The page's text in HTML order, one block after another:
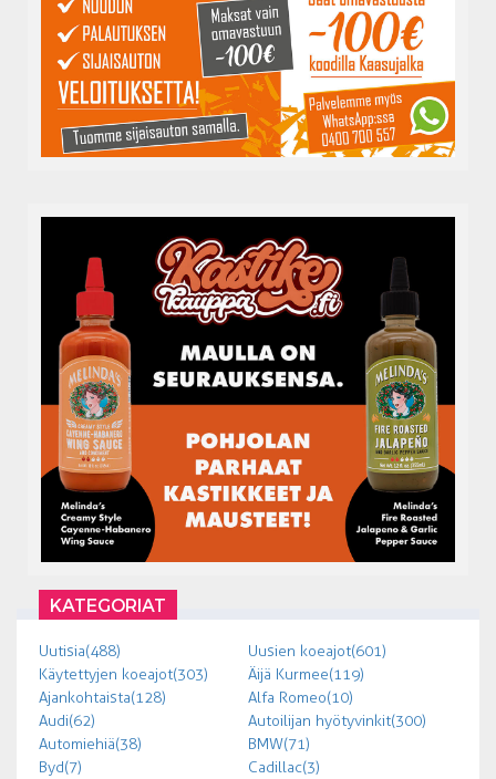
KATEGORIAT
Uutisia (488)
Uusien koeajot (601)
Käytettyjen koeajot (303)
Äijä Kurmee (119)
Ajankohtaista (128)
Alfa Romeo (10)
Audi (62)
Autoilijan hyötyvinkit (300)
Automiehiä (38)
BMW (71)
Byd (7)
Cadillac (3)